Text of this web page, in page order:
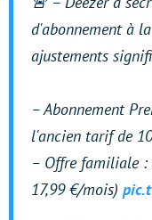
d'abonnement à
ajustements
– Abonnement
l'ancien tarif de
– Offre familiale :
17,99 €/mois)